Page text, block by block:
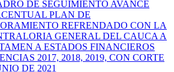
DE SEGUIMIENTO AVANCE
PLAN DE
REFRENDADO CON LA
GENERAL DEL CAUCA A
A ESTADOS FINANCIEROS
2017, 2018, 2019, CON CORTE
DE 2021